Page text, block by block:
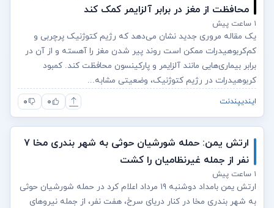
محافظت از مغز در برابر آلزایمر کمک کند
۱ ساعت پیش
یک مقاله مروری جدید نشان می‌دهد که رژیم کتوژنیک پرچربی و
کم‌کربوهیدرات ممکن است روند پیر شدن مغز را آهسته و از آن در
برابر بیماری‌هایی مانند آلزایمر و پارکینسون محافظت کند. کمبود
کربوهیدرات در رژیم کتوژنیک، وضعیتی مشابه...
ایندیپندنت ۰ ۰
ارتش یمن: حمله شورشیان حوثی به شهر بندری مخا ۷
نفر از جمله غیرنظامیان را کشت
۱ ساعت پیش
ارتش یمن بامداد دوشنبه ۱۹ مرداد اعلام کرد در حمله شورشیان حوثی
به شهر بندری مخا در کنار دریای سرخ، هفت نفر، از جمله نیروهای